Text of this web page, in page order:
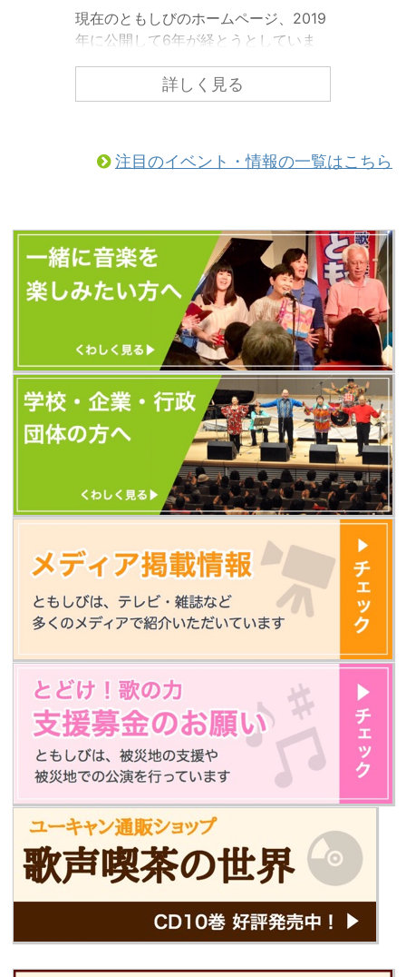
現在のともしびのホームページ、2019
年に公開して6年が経とうとしていま
しび」の情報をもっと皆様にわかりや
すくお届けするために、ホームページ
（以前とURLが変更になっています）
べて、歌声喫茶ともしびの新しいホー
ムページから発信します。 新しいホー
ムページに「更新お知らせメール」を
設置しました。 ...
詳しく見る
注目のイベント・情報の一覧はこちら